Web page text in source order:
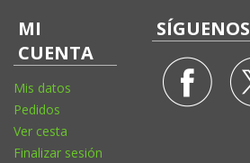
MI
CUENTA
Mis datos
Pedidos
Ver cesta
Finalizar sesión
SÍGUENOS